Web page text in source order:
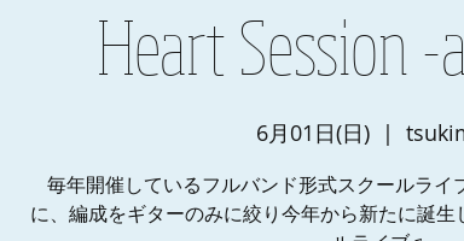
Heart Session -
6月01日(日)
  |
毎年開催しているフルバンド形式スクールラ
に、編成をギターのみに絞り今年から新たに誕